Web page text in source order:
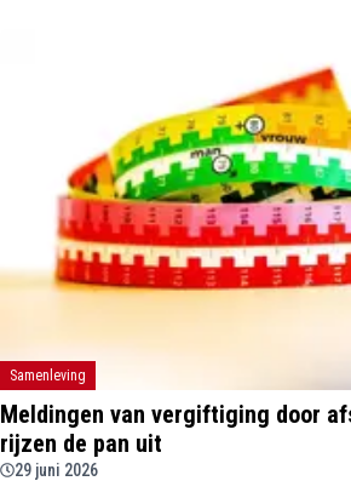
Samenleving
Meldingen van vergiftiging door
rijzen de pan uit
29 juni 2026